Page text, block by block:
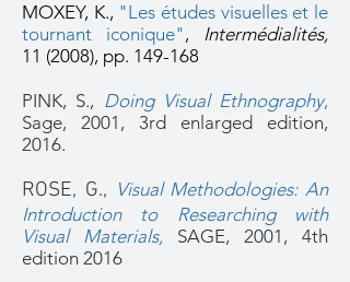
MOXEY, K., "Les études visuelles et le
tournant iconique" , Intermédialités,
11 (2008), pp. 149-168
PINK, S., Doing Visual Ethnography,
Sage, 2001, 3rd enlarged edition,
2016.
ROSE, G., Visual Methodologies: An
Introduction to Researching with
Visual Materials,
SAGE, 2001, 4th
edition 2016